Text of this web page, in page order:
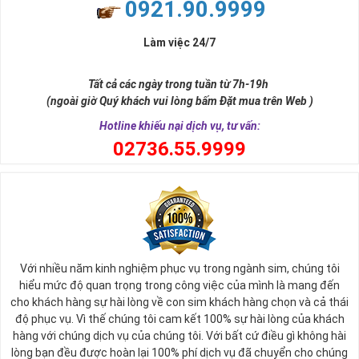
nay, Viettel có số thuê bao gần như lớn nhất trong các nhà
mãi hấp dẫn, với mức giá vô cùng hợp lý phù hợp với nhiều đối
Đó là lý do Viettel luôn khiến người sử dụng của mình hài lòng
vì sự tiện lợi hàng ngày trong cuộc sống của mình.
Từ sau ngày 15/9/2018 nhà mạng này sở hữu 12 đầu số dành
cho các thuê bao di động và 21 đầu số điện thoại cố định,
Tất cả các đầu số như sau: 4 đầu số 10 số cũ 096, 097, 098,
086 và 8 đầu số 10 số chuyển từ 11 số về là 032, 033, 034,
035, 036, 037, 038, 039.
Sim Năm Sinh Viettel sẽ có các đầu số trên và những
năm sinh ở đuôi như: 0967.3.5.2011, 0328.4.4.2009,
0343.4.7.1983, 0979.08.01.82,...
0921.90.9999
Làm việc 24/7
Tất cả các ngày trong tuần từ 7h-19h
(ngoài giờ Quý khách vui lòng bấm Đặt mua trên Web )
Hotline khiếu nại dịch vụ, tư vấn:
02736.55.9999
Với nhiều năm kinh nghiệm phục vụ trong ngành sim, chúng tôi
hiểu mức độ quan trọng trong công việc của mình là mang đến
cho khách hàng sự hài lòng về con sim khách hàng chọn và cả thái
độ phục vụ. Vì thế chúng tôi cam kết 100% sự hài lòng của khách
hàng với chúng dịch vụ của chúng tôi. Với bất cứ điều gì không hài
lòng bạn đều được hoàn lại 100% phí dịch vụ đã chuyển cho chúng